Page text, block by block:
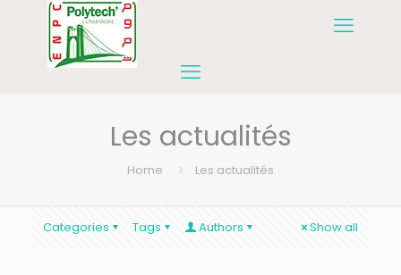
Les actualités
Home Les actualités
Categories Tags Authors Show all